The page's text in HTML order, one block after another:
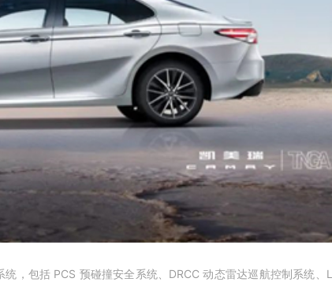
，包括 PCS 预碰撞安全系统、DRCC 动态雷达巡航控制系统、